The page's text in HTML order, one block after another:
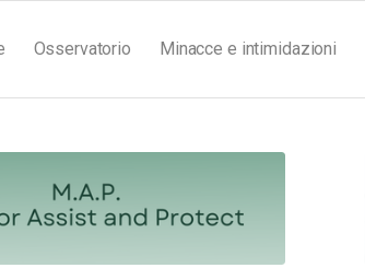
Osservatorio Minacce e intimidazioni